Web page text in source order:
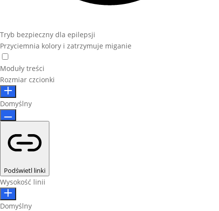
Tryb bezpieczny dla epilepsji
Przyciemnia kolory i zatrzymuje miganie
Moduły treści
Rozmiar czcionki
Domyślny
Podświetl linki
Wysokość linii
Domyślny